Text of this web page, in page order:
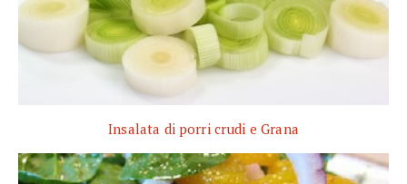
Insalata di porri crudi e Grana